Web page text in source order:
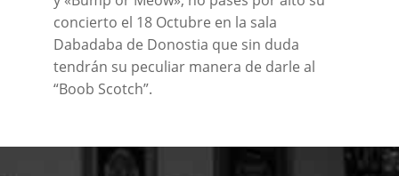
concierto el 18 Octubre en la sala
Dabadaba de Donostia que sin duda
tendrán su peculiar manera de darle al
“Boob Scotch”.